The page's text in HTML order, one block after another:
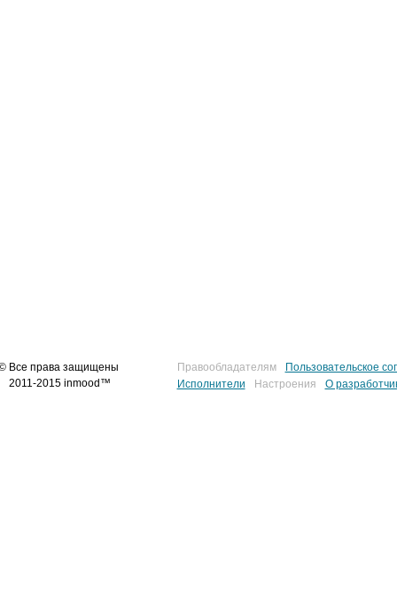
Все права защищены
2011-2015 inmood™
Правообладателям
Пользовательское
Исполнители
Настроения О